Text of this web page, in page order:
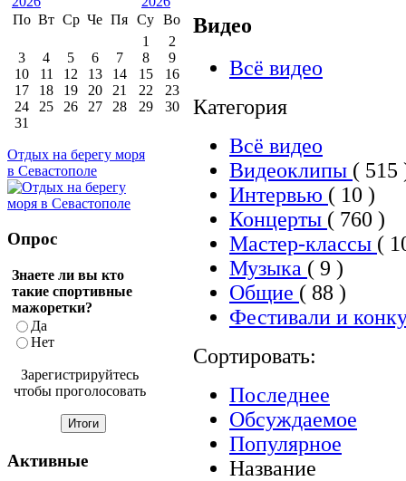
Видео
Всё видео
Категория
Всё видео
Видеоклипы ( 515
Интервью ( 10 )
Концерты ( 760 )
Мастер-классы (
Музыка ( 9 )
Общие ( 88 )
Фестивали и
Сортировать:
Последнее
Обсуждаемое
Популярное
Название
По Вт Ср Че Пя Су Во
1
2
3
4 5 6 7 8
9
10
11 12 13 14 15
16
17
18 19 20 21 22
23
24
25 26 27 28 29
30
31
Отдых на берегу моря
в Севастополе
Опрос
Знаете ли вы кто
такие спортивные
мажоретки?
Да
Нет
Зарегистрируйтесь
чтобы проголосовать
Активные